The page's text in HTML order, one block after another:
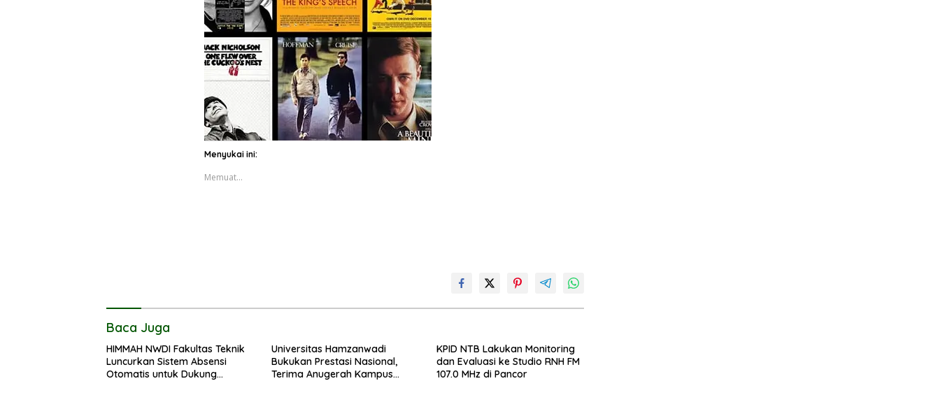
Menyukai ini:
Memuat...
Baca Juga
HIMMAH NWDI Fakultas Teknik
Luncurkan Sistem Absensi
Otomatis untuk Dukung
Universitas Hamzanwadi
Bukukan Prestasi Nasional,
Terima Anugerah Kampus
KPID NTB Lakukan Monitoring
dan Evaluasi ke Studio RNH FM
107.0 MHz di Pancor